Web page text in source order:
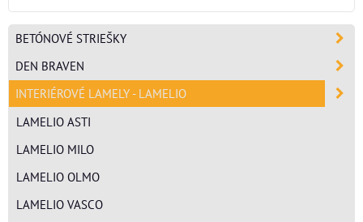
BETÓNOVÉ STRIEŠKY
DEN BRAVEN
INTERIÉROVÉ LAMELY - LAMELIO
LAMELIO ASTI
LAMELIO MILO
LAMELIO OLMO
LAMELIO VASCO